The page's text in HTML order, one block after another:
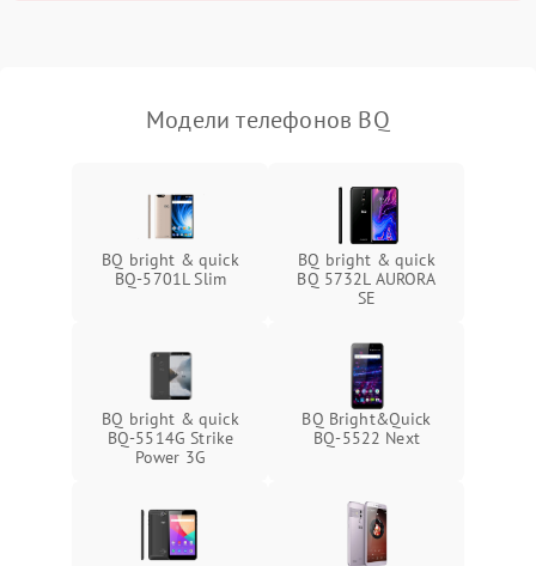
Модели телефонов BQ
BQ bright & quick
BQ-5701L Slim
BQ bright & quick
BQ 5732L AURORA
SE
BQ bright & quick
BQ-5514G Strike
Power 3G
BQ Bright&Quick
BQ-5522 Next